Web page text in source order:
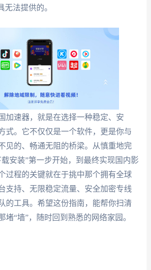
无法提供的。
加速器，就是在选择一种稳定、安
式。它不仅仅是一个软件，更是你与
见的、畅通无阻的桥梁。从慎重地完
安装”第一步开始，到最终实现国内影
过程的关键就在于挑中那个拥有全球
支持、无限稳定流量、安全加密专线
的工具。希望这份指南，能帮你扫清
堵“墙”，随时回到熟悉的网络家园。